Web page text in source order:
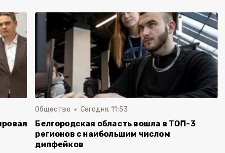
Общество Сегодня, 11:53
Белгородская область вошла в ТОП-3
регионов с наибольшим числом
дипфейков